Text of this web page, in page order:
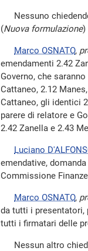
Nessuno
(Nuova formulazione)
Marco OSNATO,
emendamenti 2.42
Governo, che
Cattaneo, 2.12
Cattaneo, gli identici
parere di relatore e
2.42 Zanella e 2.43
Luciano
emendative,
Commissione
Marco OSNATO,
da tutti i presentatori,
tutti i firmatari delle
Nessun altro